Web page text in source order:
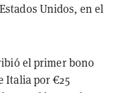
Unidos, en el
el primer bono
Italia por €25